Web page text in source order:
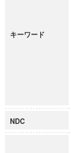
キーワード
NDC